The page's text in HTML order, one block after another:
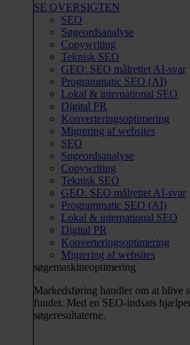
SE OVERSIGTEN
SEO
Søgeordsanalyse
Copywriting
Teknisk SEO
GEO: SEO målrettet AI-svar
Programmatic SEO (AI)
Lokal & international SEO
Digital PR
Konverteringsoptimering
Migrering af websites
SEO
Søgeordsanalyse
Copywriting
Teknisk SEO
GEO: SEO målrettet AI-svar
Programmatic SEO (AI)
Lokal & international SEO
Digital PR
Konverteringsoptimering
Migrering af websites
søgemaskineoptimering
Markedsføring handler om at blive
fundet. Med en SEO-indsats
søgeresultaterne.